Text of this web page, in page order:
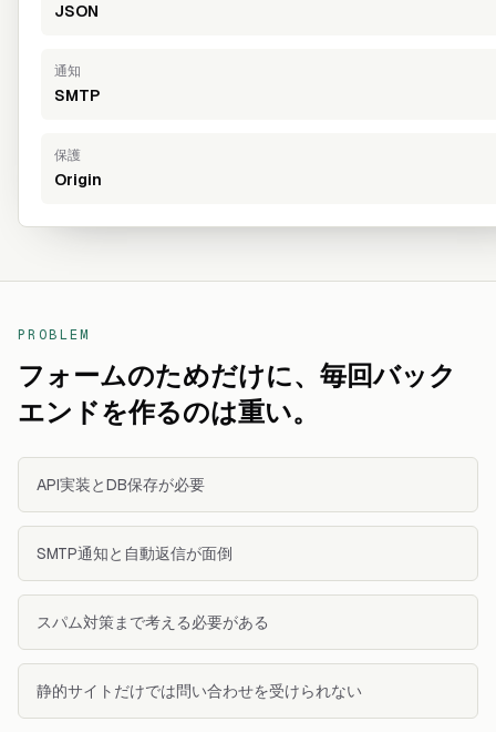
JSON
通知
SMTP
保護
Origin
PROBLEM
フォームのためだけに、毎回バック
エンドを作るのは重い。
API実装とDB保存が必要
SMTP通知と自動返信が面倒
スパム対策まで考える必要がある
静的サイトだけでは問い合わせを受けられない